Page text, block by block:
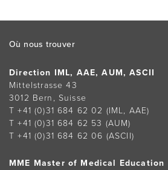
Footer
Où nous trouver
Direction IML, AAE, AUM, ASCII
Mittelstrasse 43
3012 Bern, Suisse
T +41 (0)31 684 62 02 (IML, AAE)
T +41 (0)31 684 62 53 (AUM)
T +41 (0)31 684 62 06 (ASCII)
MME Master of Medical Education